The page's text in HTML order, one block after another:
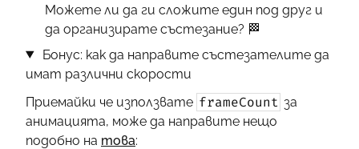
Можете ли да ги сложите един под друг и
да организирате състезание? 🏁
Бонус: как да направите състезателите да
имат различни скорости
Приемайки че използвате frameCount за
анимацията, може да направите нещо
подобно на това: